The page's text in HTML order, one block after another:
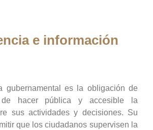
e información
gubernamental es la obligación de
de hacer pública y accesible la
sus actividades y decisiones. Su
que los ciudadanos supervisen la